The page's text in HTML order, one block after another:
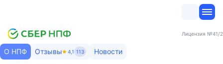
Лицензия №41/2
О НПФ Отзывы 4,1 113 Новости